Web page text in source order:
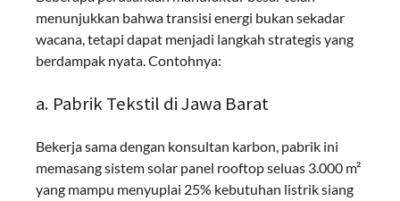
menunjukkan bahwa transisi energi bukan sekadar
wacana, tetapi dapat menjadi langkah strategis yang
berdampak nyata. Contohnya:
a. Pabrik Tekstil di Jawa Barat
Bekerja sama dengan konsultan karbon, pabrik ini
memasang sistem solar panel rooftop seluas 3.000 m²
yang mampu menyuplai 25% kebutuhan listrik siang